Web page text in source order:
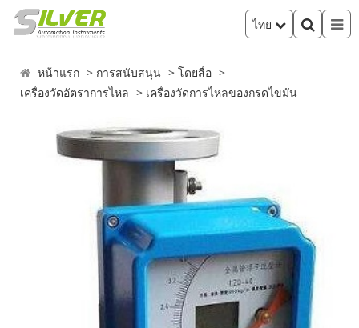
ไทย
หน้าแรก การสนับสนุน
โดยสื่อ
เครื่องวัดอัตราการไหล
เครื่องวัดการไหลของกรดไขมัน